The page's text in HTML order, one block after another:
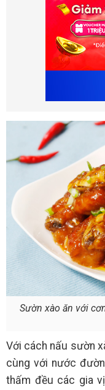
Sườn xào ăn với
Với cách nấu sườn
cùng với nước
thấm đều các gia